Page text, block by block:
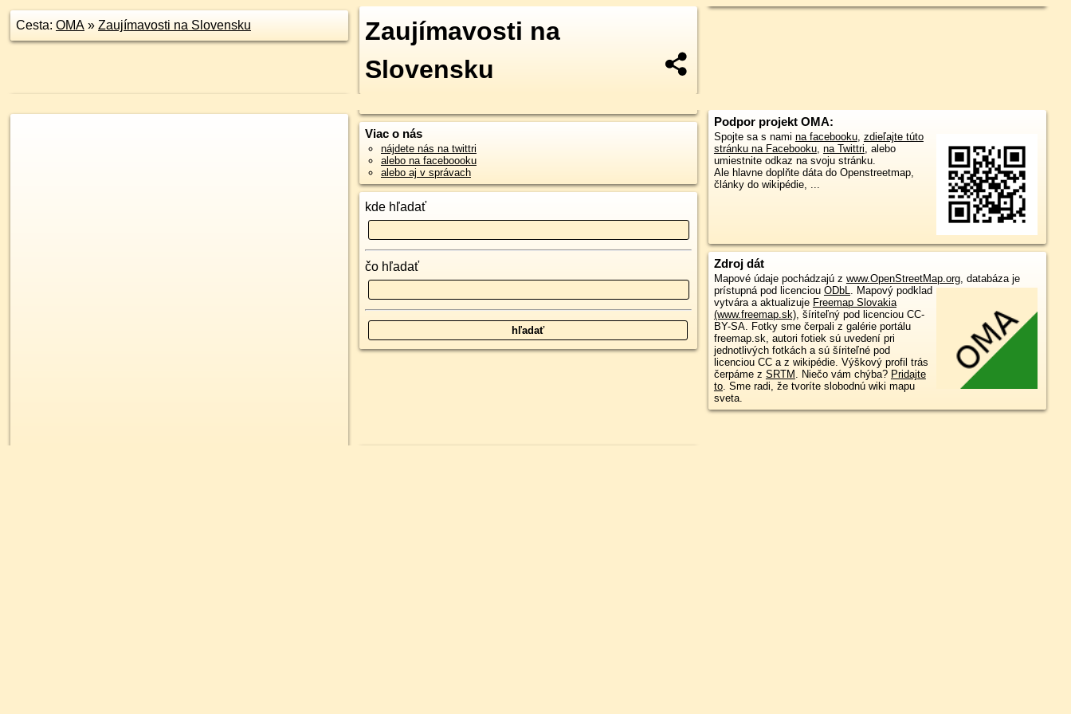
Cesta: OMA » Zaujímavosti na Slovensku
Zaujímavosti na
Slovensku
Viac o nás
nájdete nás na twittri
alebo na faceboooku
alebo aj v správach
kde hľadať
čo hľadať
Podpor projekt OMA:
Spojte sa s nami na facebooku, zdieľajte túto
stránku na Facebooku, na Twittri, alebo
umiestnite odkaz na svoju stránku.
Ale hlavne doplňte dáta do Openstreetmap,
články do wikipédie, ...
Zdroj dát
Mapové údaje pochádzajú z www.OpenStreetMap.org, databáza je
prístupná pod licenciou ODbL. Mapový podklad
vytvára a aktualizuje Freemap Slovakia
(www.freemap.sk), šíriteľný pod licenciou CC-
BY-SA. Fotky sme čerpali z galérie portálu
freemap.sk, autori fotiek sú uvedení pri
jednotlivých fotkách a sú šíriteľné pod
licenciou CC a z wikipédie. Výškový profil trás
čerpáme z SRTM . Niečo vám chýba? Pridajte
to. Sme radi, že tvoríte slobodnú wiki mapu
sveta.